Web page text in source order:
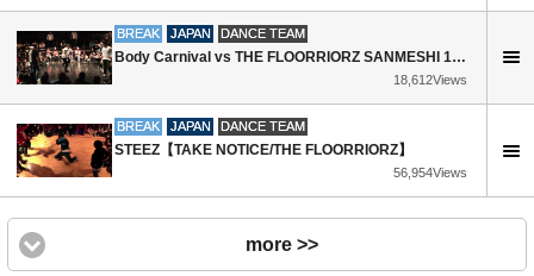
BREAK JAPAN DANCE TEAM
Body Carnival vs THE FLOORRIORZ SANMESHI 10 YEAR ANNIVERSARY BBOY BATTLE TOURNAMENT 1st ROUND 3rd
18,612Views
BREAK JAPAN DANCE TEAM
STEEZ【TAKE NOTICE/THE FLOORRIORZ】
56,954Views
more >>